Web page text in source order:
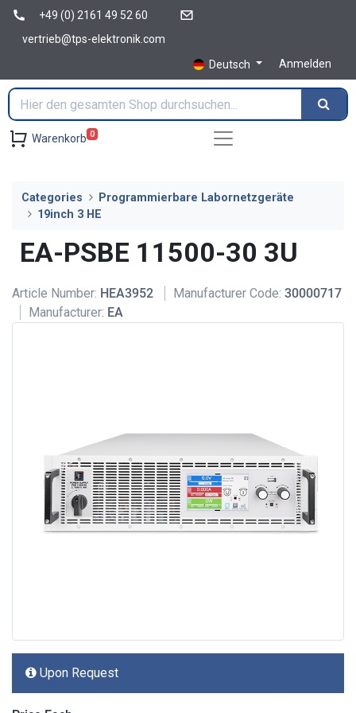
+49 (0) 2161 49 52 60
vertrieb@tps-elektronik.com
Deutsch
Anmelden
Warenkorb 0
Categories
Programmierbare Labornetzgeräte
19inch 3 HE
EA-PSBE 11500-30 3U
Article Number: HEA3952 Manufacturer Code: 30000717
Manufacturer: EA
Upon Request